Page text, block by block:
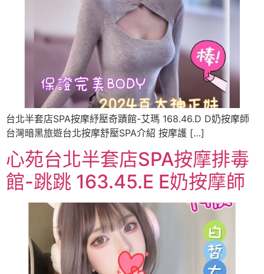
台北半套店SPA按摩紓壓奇蹟館-艾瑪 168.46.D D奶按摩師
台灣暗黑旅遊台北按摩舒壓SPA介紹 按摩護 […]
心苑台北半套店SPA按摩排毒
館-跳跳 163.45.E E奶按摩師